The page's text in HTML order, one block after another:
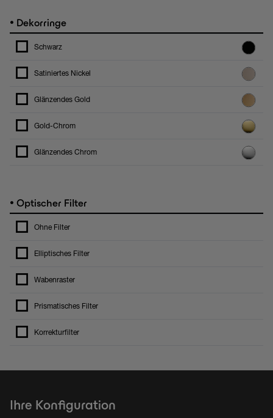
• Dekorringe
Schwarz
Satiniertes Nickel
Glänzendes Gold
Gold-Chrom
Glänzendes Chrom
• Optischer Filter
Ohne Filter
Elliptisches Filter
Wabenraster
Prismatisches Filter
Korrekturfilter
Ihre Konfiguration